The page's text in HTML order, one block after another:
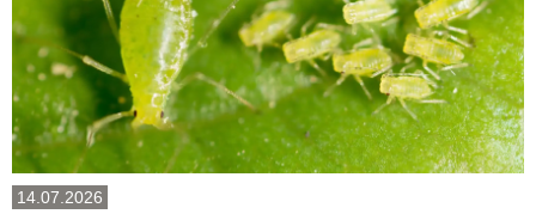
14.07.2026